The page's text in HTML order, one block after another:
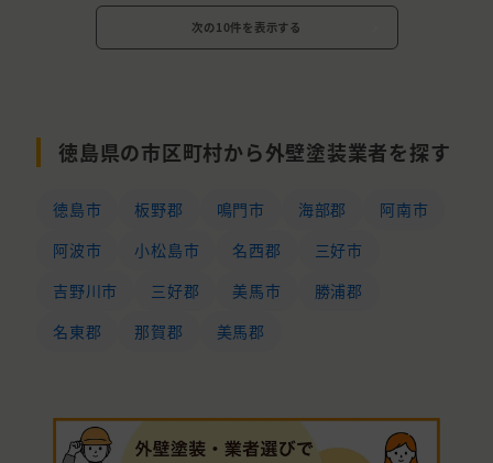
次の10件を表示する
徳島県の市区町村から外壁塗装業者を探す
徳島市 板野郡 鳴門市 海部郡
阿南市
阿波市
小松島市 名西郡
三好市
吉野川市
三好郡 美馬市
勝浦郡
名東郡
那賀郡 美馬郡